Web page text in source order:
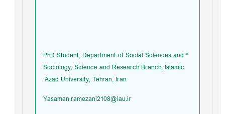
PhD Student, Department of Social Sciences and
Sociology, Science and Research Branch, Islamic
Azad University, Tehran, Iran.
Yasaman.ramezani2108@iau.ir